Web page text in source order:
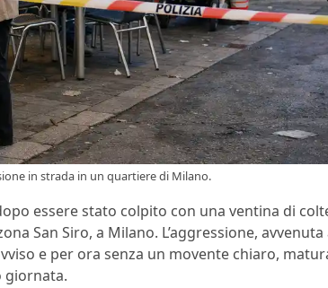
in strada in un quartiere di Milano.
essere stato colpito con una ventina di
San Siro, a Milano. L’aggressione, avvenuta
e per ora senza un movente chiaro,
giornata.